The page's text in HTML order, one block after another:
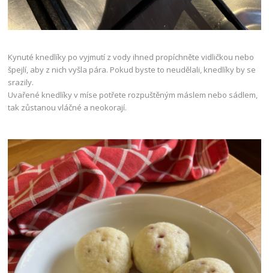
Kynuté knedlíky po vyjmutí z vody ihned propíchněte vidličkou nebo
špejlí, aby z nich vyšla pára. Pokud byste to neudělali, knedlíky by se
srazily.
Uvařené knedlíky v míse potřete rozpuštěným máslem nebo sádlem,
tak zůstanou vláčné a neokorají.